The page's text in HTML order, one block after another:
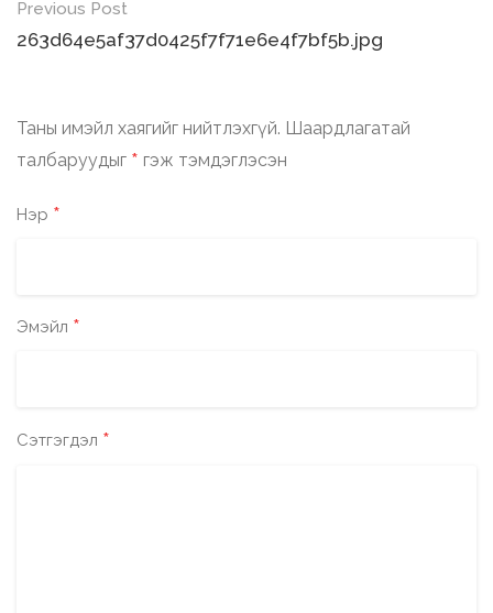
Post
navigation
Previous Post
263d64e5af37d0425f7f71e6e4f7bf5b.jpg
Таны имэйл хаягийг нийтлэхгүй. Шаардлагатай
талбаруудыг * гэж тэмдэглэсэн
Нэр *
Эмэйл *
Сэтгэгдэл *